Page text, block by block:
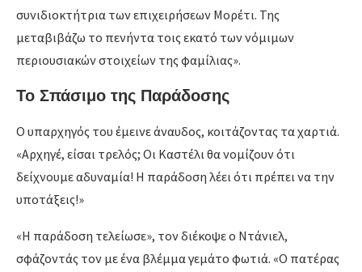
συνιδιοκτήτρια των επιχειρήσεων Μορέτι. Της
μεταβιβάζω το πενήντα τοις εκατό των νόμιμων
περιουσιακών στοιχείων της φαμίλιας».
Το Σπάσιμο της Παράδοσης
Ο υπαρχηγός του έμεινε άναυδος, κοιτάζοντας τα χαρτιά.
«Αρχηγέ, είσαι τρελός; Οι Καστέλι θα νομίζουν ότι
δείχνουμε αδυναμία! Η παράδοση λέει ότι πρέπει να την
υποτάξεις!»
«Η παράδοση τελείωσε», τον διέκοψε ο Ντάνιελ,
σφάζοντάς τον με ένα βλέμμα γεμάτο φωτιά. «Ο πατέρας